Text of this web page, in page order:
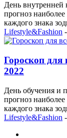
День внутренней
прогноз
каждого знака
Lifestyle&Fashion
Гороскоп для
2022
День обучения и
прогноз
каждого знака
Lifestyle&Fashion